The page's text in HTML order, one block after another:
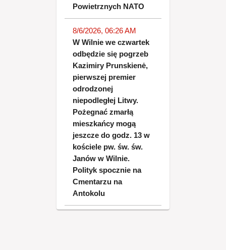
Powietrznych NATO
8/6/2026, 06:26 AM
W Wilnie we czwartek
odbędzie się pogrzeb
Kazimiry Prunskienė,
pierwszej premier
odrodzonej
niepodległej Litwy.
Pożegnać zmarłą
mieszkańcy mogą
jeszcze do godz. 13 w
kościele pw. św. św.
Janów w Wilnie.
Polityk spocznie na
Cmentarzu na
Antokolu